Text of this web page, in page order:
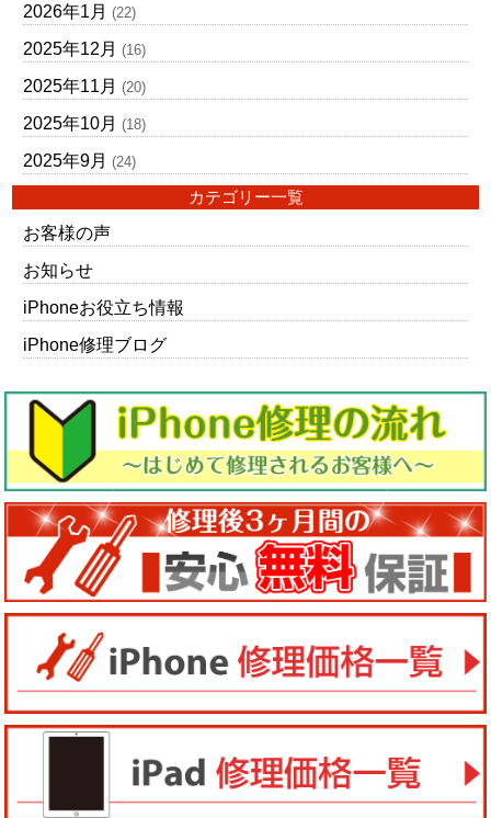
2026年1月 (22)
2025年12月 (16)
2025年11月 (20)
2025年10月 (18)
2025年9月 (24)
カテゴリー一覧
お客様の声
お知らせ
iPhoneお役立ち情報
iPhone修理ブログ